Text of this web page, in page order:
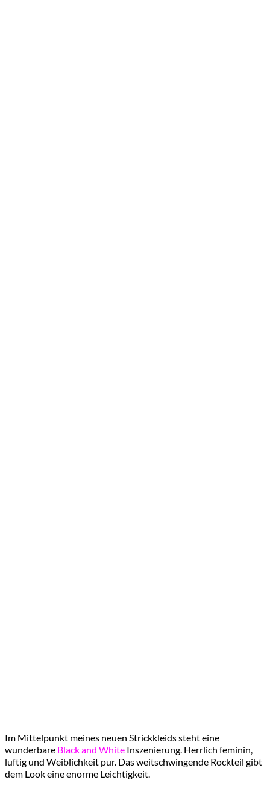
Im Mittelpunkt meines neuen Strickkleids steht eine
wunderbare Black and White Inszenierung. Herrlich feminin,
luftig und Weiblichkeit pur. Das weitschwingende Rockteil gibt
dem Look eine enorme Leichtigkeit.